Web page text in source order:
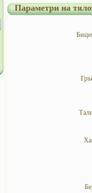
Параметри на